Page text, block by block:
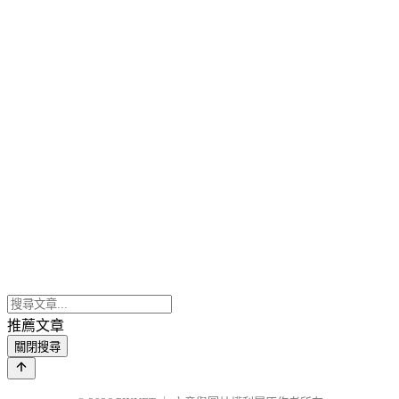
推薦文章
關閉搜尋